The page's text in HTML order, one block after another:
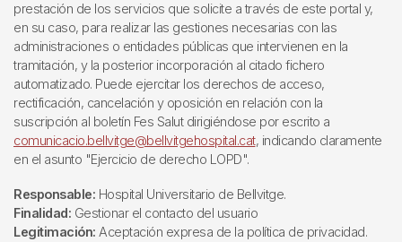
prestación de los servicios que solicite a través de este portal y,
en su caso, para realizar las gestiones necesarias con las
administraciones o entidades públicas que intervienen en la
tramitación, y la posterior incorporación al citado fichero
automatizado. Puede ejercitar los derechos de acceso,
rectificación, cancelación y oposición en relación con la
suscripción al boletín Fes Salut dirigiéndose por escrito a
comunicacio.bellvitge@bellvitgehospital.cat, indicando claramente
en el asunto "Ejercicio de derecho LOPD".
Responsable: Hospital Universitario de Bellvitge.
Finalidad: Gestionar el contacto del usuario
Legitimación: Aceptación expresa de la política de privacidad.